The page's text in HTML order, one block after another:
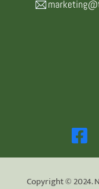
Copyright © 2024.